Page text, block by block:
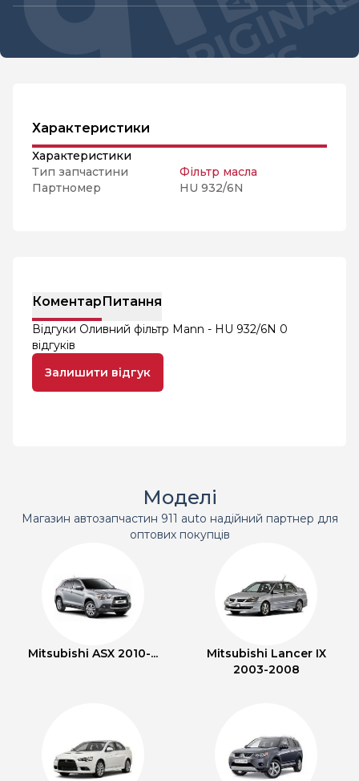
Характеристики
Характеристики
Тип запчастини
Фільтр масла
Партномер
HU 932/6N
КоментарПитання
Відгуки Оливний фільтр Mann - HU 932/6N 0
відгуків
Залишити відгук
Моделі
Магазин автозапчастин 911 auto надійний партнер для
оптових покупців
Mitsubishi ASX 2010-...
Mitsubishi Lancer IX
2003-2008